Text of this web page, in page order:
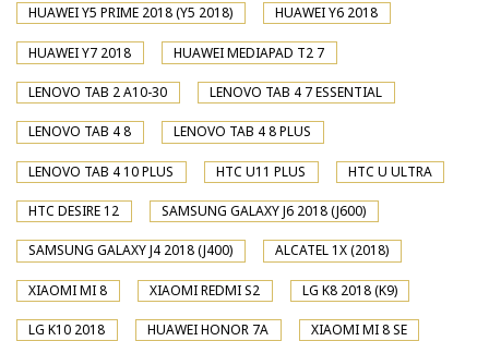
HUAWEI Y5 PRIME 2018 (Y5 2018) HUAWEI Y6 2018
HUAWEI Y7 2018 HUAWEI MEDIAPAD T2 7
LENOVO TAB 2 A10-30 LENOVO TAB 4 7 ESSENTIAL
LENOVO TAB 4 8 LENOVO TAB 4 8 PLUS
LENOVO TAB 4 10 PLUS HTC U11 PLUS HTC U ULTRA
HTC DESIRE 12 SAMSUNG GALAXY J6 2018 (J600)
SAMSUNG GALAXY J4 2018 (J400) ALCATEL 1X (2018)
XIAOMI MI 8 XIAOMI REDMI S2 LG K8 2018 (K9)
LG K10 2018 HUAWEI HONOR 7A XIAOMI MI 8 SE